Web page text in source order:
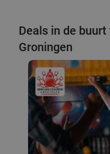
Deals in de
Groningen